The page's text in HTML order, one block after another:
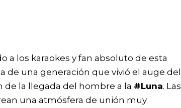
a los karaokes y fan absoluto de esta
de una generación que vivió el auge del
de la llegada del hombre a la #Luna. Las
una atmósfera de unión muy